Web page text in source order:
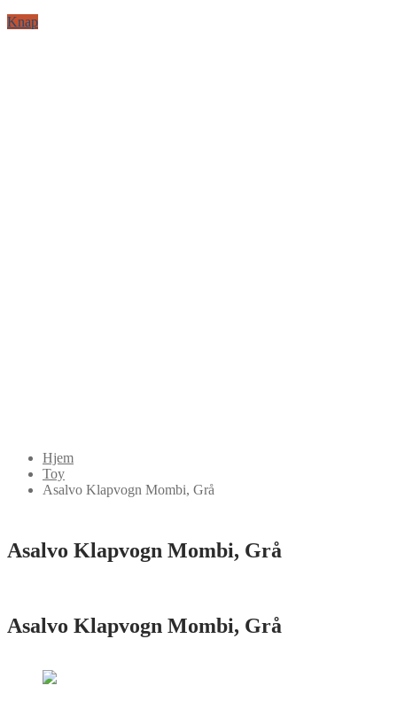
Knap
Hjem
Toy
Asalvo Klapvogn Mombi, Grå
Asalvo Klapvogn Mombi, Grå
Asalvo Klapvogn Mombi, Grå